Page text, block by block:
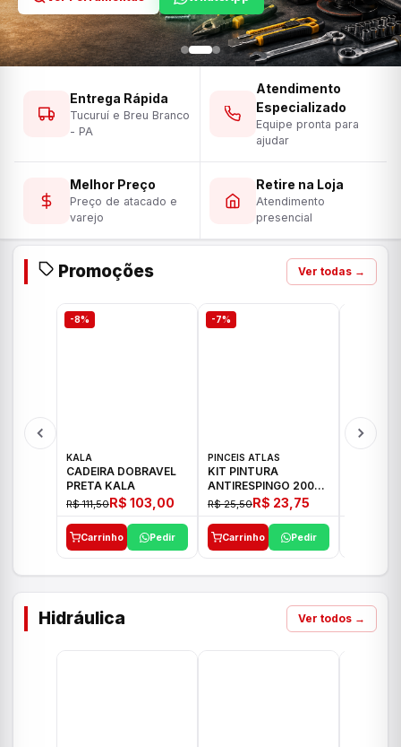
Entrega Rápida
Tucuruí e Breu Branco
- PA
Atendimento
Especializado
Equipe pronta para
ajudar
Melhor Preço
Preço de atacado e
varejo
Retire na Loja
Atendimento
presencial
Promoções Ver todas →
-8%
KALA
CADEIRA DOBRAVEL
PRETA KALA
R$ 111,50R$ 103,00
Carrinho Pedir
-7%
PINCEIS ATLAS
KIT PINTURA
ANTIRESPINGO 2003
ATLAS 03 PCS
R$ 25,50R$ 23,75
Carrinho Pedir
Hidráulica Ver todos →